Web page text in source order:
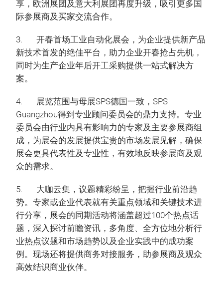
享，欧洲展团及意大利展团再度升级，吸引更多国
际参展商及买家交流合作。
3. 开春首场工业自动化展会，为企业提供新产品
新技术首发的绝佳平台，助力企业开春抢占先机，
同时为生产企业年后开工采购提供一站式解决方
案。
4. 展览范围与母展SPS德国一致，SPS
Guangzhou得到专业顾问委员会的鼎力支持。专业
委员会由行业内具有影响力的专家及主要参展商组
成，为展会的发展提供宝贵的市场发展见解，确保
展会更具代表性及专业性，有效地反映参展商及观
众的需求。
5. 大咖云集，议题精彩纷呈，把握行业前沿趋
势。专家或企业代表就有关重点领域和关键技术进
行分享，展会的同期活动将涵盖超过100个热点话
题，深入探讨前瞻资讯，多角度、全方位地分析行
业热点议题和市场趋势以及企业实践中的成功案
例。现场还将提供商务对接服务，助参展商及观众
高效结识商业伙伴。